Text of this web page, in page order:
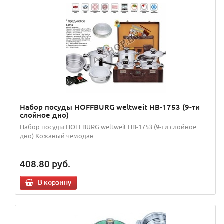
Набор посуды HOFFBURG weltweit HB-1753 (9-ти
слойное дно)
Набор посуды HOFFBURG weltweit HB-1753 (9-ти слойное
дно) Кожаный чемодан
408.80 руб.
В корзину